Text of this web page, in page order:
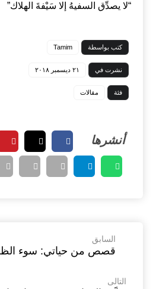
“لا يصدِّق السفيهُ إلا سَيْفةَ الهلاك”
كتب بواسطة Tamim
نشرت في ٢١ ديسمبر ٢٠١٨
فئة مقالات
السابق
قصص من حياتي: سوء
التالى